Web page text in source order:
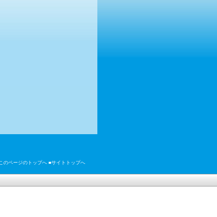
のページのトップへ ■サイトトップへ